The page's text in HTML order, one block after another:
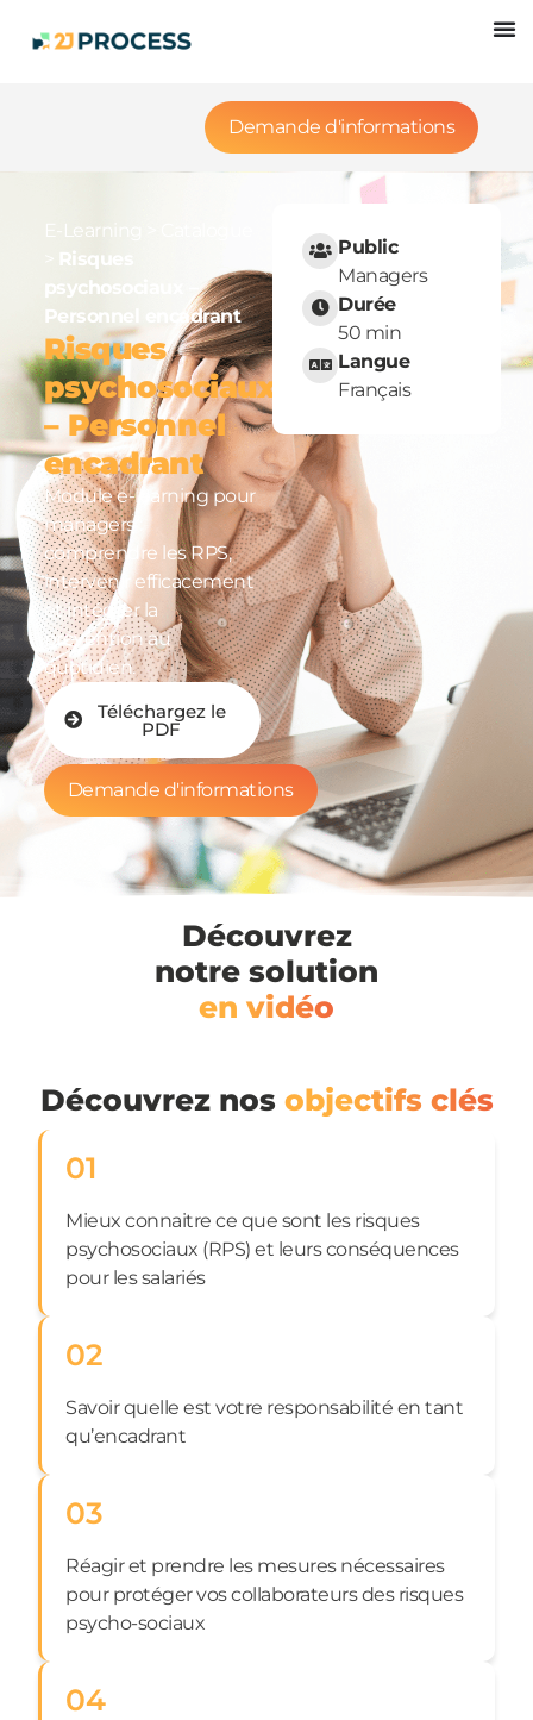
Demande d'informations
E-Learning
> Risques
psychosociaux –
Personnel encadrant
Risques
psychosociaux
– Personnel
encadrant
Module e-learning pour
managers :
comprendre les RPS,
intervenir efficacement
et intégrer la
prévention au
quotidien.
Téléchargez le
PDF
Demande d'informations
Public
Managers
Durée
50 min
Langue
Français
Découvrez
notre solution
en vidéo
Découvrez nos objectifs clés
01
Mieux connaitre ce que sont les risques
psychosociaux (RPS) et leurs conséquences
pour les salariés
02
Savoir quelle est votre responsabilité en tant
qu’encadrant
03
Réagir et prendre les mesures nécessaires
pour protéger vos collaborateurs des risques
psycho-sociaux
04